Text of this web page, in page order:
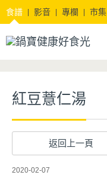
食譜 影音 專欄
市集
紅豆薏仁湯
返回上一頁
2020-02-07